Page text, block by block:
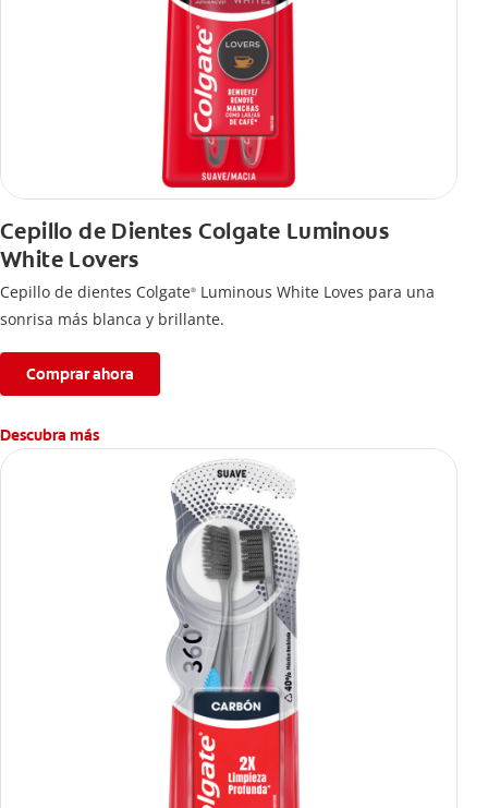
Cepillo de Dientes Colgate Luminous
White Lovers
Cepillo de dientes Colgate® Luminous White Loves para una
sonrisa más blanca y brillante.
Comprar ahora
Descubra más